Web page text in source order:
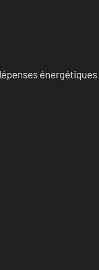
énergétiques